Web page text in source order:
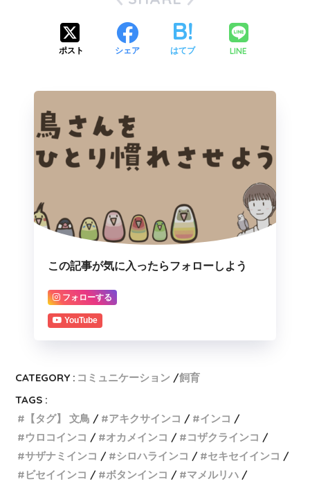
ポスト シェア はてブ LINE
この記事が気に入ったらフォローしよう
フォローする
YouTube
CATEGORY : コミュニケーション
飼育
TAGS :
【タグ】 文鳥
アキクサインコ
インコ
ウロコインコ
オカメインコ
コザクラインコ
サザナミインコ
シロハラインコ
セキセイインコ
ビセイインコ
ボタンインコ
マメルリハ